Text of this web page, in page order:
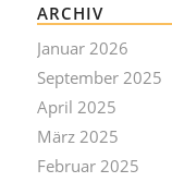
ARCHIV
Januar 2026
September 2025
April 2025
März 2025
Februar 2025